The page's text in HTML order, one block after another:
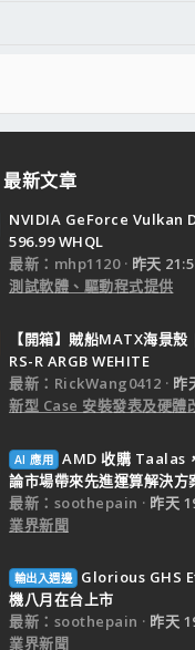
最新文章
NVIDIA GeForce Vulkan
596.99 WHQL
最新：mhp1120
昨天
測試軟體、驅動程式提供
【開箱】賊船MATX海景
RS-R ARGB WEHITE
最新：RickWang0412
昨
新型 Case 安裝發表及硬體
AI 應用 AMD 收購 Taalas
論市場帶來先進運算解決方
最新：soothepain
昨天
業界新聞
輸出入週邊
Glorious GHS
機八月在台上市
最新：soothepain
昨天
業界新聞